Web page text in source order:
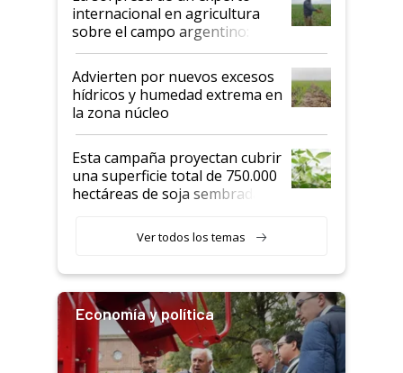
internacional en agricultura
sobre el campo argentino:
"Estoy muy impresionado"
Advierten por nuevos excesos
hídricos y humedad extrema en
la zona núcleo
Esta campaña proyectan cubrir
una superficie total de 750.000
hectáreas de soja sembradas
variedades que marcan un
salto tecnológico en genética y
Ver todos los temas
Economía y política